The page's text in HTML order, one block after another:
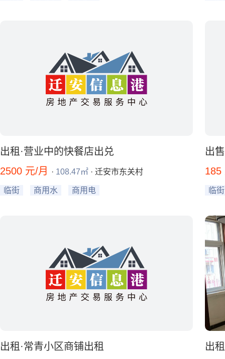
出租·营业中的快餐店出兑
2500 元/月
· 108.47㎡ · 迁安市东关村
临街 商用水 商用电
出
临街
出租·常青小区商铺出租
出